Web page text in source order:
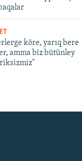
köre, yarıq bere
amma biz bütünley